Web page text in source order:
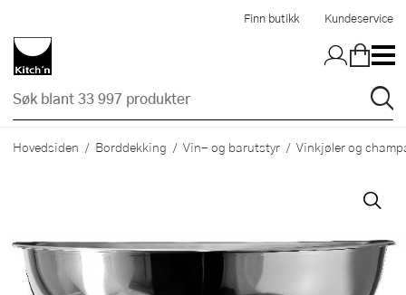
Finn butikk Kundeservice
Hovedsiden Borddekking Vin- og barutstyr Vinkjøler og